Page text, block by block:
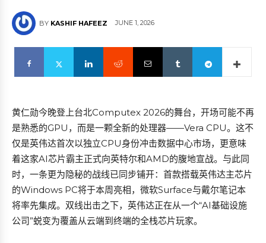
BY KASHIF HAFEEZ JUNE 1, 2026
黄仁勋今晚登上台北Computex 2026的舞台，开场可能不再
是熟悉的GPU，而是一颗全新的处理器——Vera CPU。这不
仅是英伟达首次以独立CPU身份冲击数据中心市场，更意味
着这家AI芯片霸主正式向英特尔和AMD的腹地宣战。与此同
时，一条更为隐秘的战线已同步铺开：首款搭载英伟达主芯片
的Windows PC将于本周亮相，微软Surface与戴尔笔记本
将率先集成。双线出击之下，英伟达正在从一个“AI基础设施
公司”蜕变为覆盖从云端到终端的全栈芯片玩家。